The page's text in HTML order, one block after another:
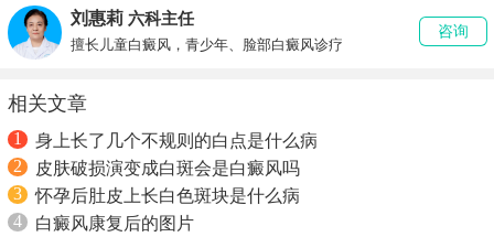
刘惠莉 六科主任
擅长儿童白癜风，青少年、脸部白癜风诊疗
咨询
相关文章
1
身上长了几个不规则的白点是什么病
2
皮肤破损演变成白斑会是白癜风吗
3
怀孕后肚皮上长白色斑块是什么病
4
白癜风康复后的图片